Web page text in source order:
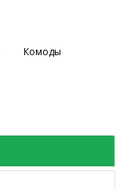
Комоды